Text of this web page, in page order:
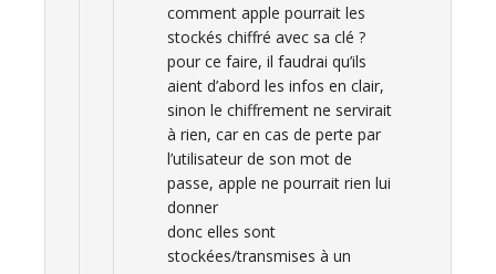
comment apple pourrait les
stockés chiffré avec sa clé ?
pour ce faire, il faudrai qu’ils
aient d’abord les infos en clair,
sinon le chiffrement ne servirait
à rien, car en cas de perte par
l’utilisateur de son mot de
passe, apple ne pourrait rien lui
donner
donc elles sont
stockées/transmises à un